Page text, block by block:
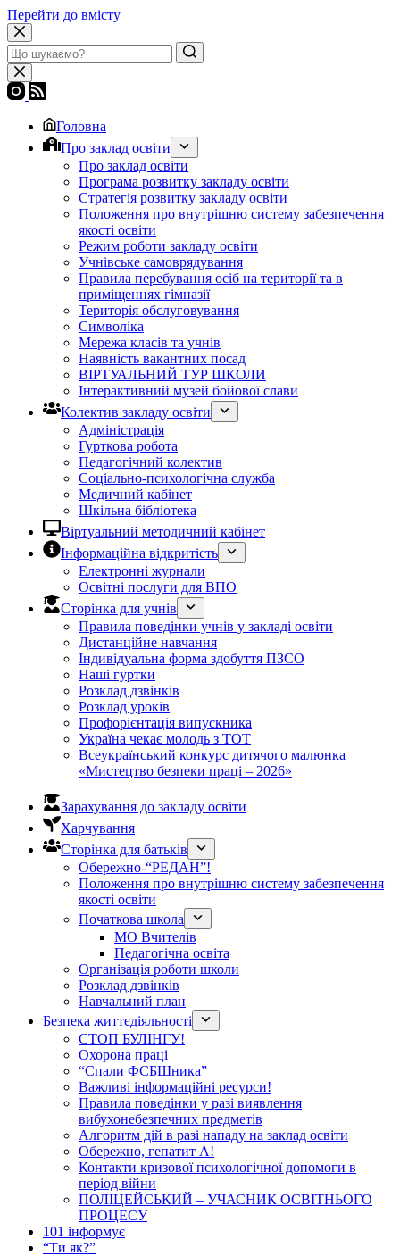
Перейти до вмісту
Головна
Про заклад освіти
Про заклад освіти
Програма розвитку закладу освіти
Стратегія розвитку закладу освіти
Положення про внутрішню систему забезпечення
якості освіти
Режим роботи закладу освіти
Учнівське самоврядування
Правила перебування осіб на території та в
приміщеннях гімназії
Територія обслуговування
Символіка
Мережа класів та учнів
Наявність вакантних посад
ВІРТУАЛЬНИЙ ТУР ШКОЛИ
Інтерактивний музей бойової слави
Колектив закладу освіти
Адміністрація
Гурткова робота
Педагогічний колектив
Соціально-психологічна служба
Медичний кабінет
Шкільна бібліотека
Віртуальний методичний кабінет
Інформаційна відкритість
Електронні журнали
Освітні послуги для ВПО
Сторінка для учнів
Правила поведінки учнів у закладі освіти
Дистанційне навчання
Індивідуальна форма здобуття ПЗСО
Наші гуртки
Розклад дзвінків
Розклад уроків
Профорієнтація випускника
Україна чекає молодь з ТОТ
Всеукраїнський конкурс дитячого малюнка
«Мистецтво безпеки праці – 2026»
Зарахування до закладу освіти
Харчування
Сторінка для батьків
Обережно-“РЕДАН”!
Положення про внутрішню систему забезпечення
якості освіти
Початкова школа
МО Вчителів
Педагогічна освіта
Організація роботи школи
Розклад дзвінків
Навчальний план
Безпека життєдіяльності
СТОП БУЛІНГУ!
Охорона праці
“Спали ФСБШника”
Важливі інформаційні ресурси!
Правила поведінки у разі виявлення
вибухонебезпечних предметів
Алгоритм дій в разі нападу на заклад освіти
Обережно, гепатит А!
Контакти кризової психологічної допомоги в
період війни
ПОЛІЦЕЙСЬКИЙ – УЧАСНИК ОСВІТНЬОГО
ПРОЦЕСУ
101 інформує
“Ти як?”